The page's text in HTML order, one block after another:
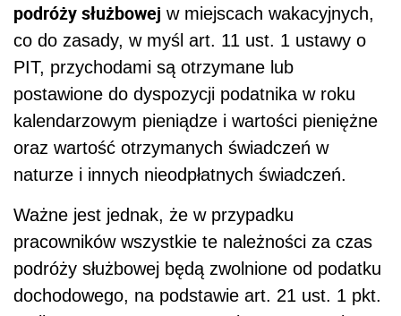
podróży służbowej w miejscach wakacyjnych,
co do zasady, w myśl art. 11 ust. 1 ustawy o
PIT, przychodami są otrzymane lub
postawione do dyspozycji podatnika w roku
kalendarzowym pieniądze i wartości pieniężne
oraz wartość otrzymanych świadczeń w
naturze i innych nieodpłatnych świadczeń.
Ważne jest jednak, że w przypadku
pracowników wszystkie te należności za czas
podróży służbowej będą zwolnione od podatku
dochodowego, na podstawie art. 21 ust. 1 pkt.